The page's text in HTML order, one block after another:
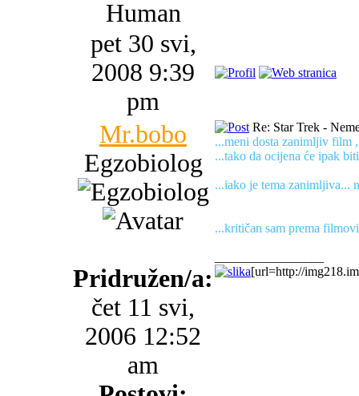
Human
pet 30 svi,
2008 9:39
pm
Mr.bobo
Egzobiolog
Pridružen/a:
čet 11 svi,
2006 12:52
am
Re: Star Trek -
...meni dosta zanimljiv film
...tako da ocijena će ipak
...iako je tema zanimljiva...
...kritičan sam prema
[url=http://